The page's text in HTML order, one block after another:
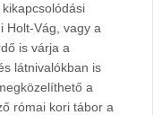
Holt-Vág, vagy a
is várja a
látnivalókban is
a
római kori tábor a